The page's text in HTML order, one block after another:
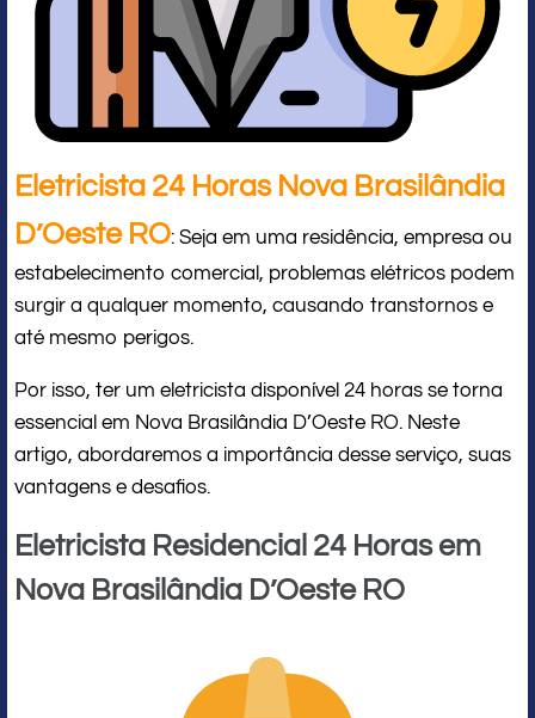
Eletricista 24 Horas Nova Brasilândia
D’Oeste RO: Seja em uma residência, empresa ou
estabelecimento comercial, problemas elétricos podem
surgir a qualquer momento, causando transtornos e
até mesmo perigos.
Por isso, ter um eletricista disponível 24 horas se torna
essencial em Nova Brasilândia D’Oeste RO. Neste
artigo, abordaremos a importância desse serviço, suas
vantagens e desafios.
Eletricista Residencial 24 Horas em
Nova Brasilândia D’Oeste RO